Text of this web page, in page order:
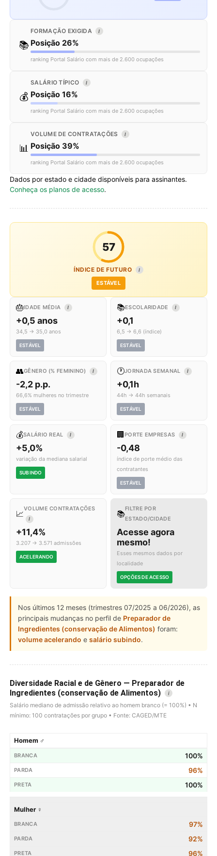
📚
FORMAÇÃO EXIGIDA I
Posição 26%
ranking Portal Salário com mais de 2.600 ocupações
💰
SALÁRIO TÍPICO I
Posição 16%
ranking Portal Salário com mais de 2.600 ocupações
📊
VOLUME DE CONTRATAÇÕES I
Posição 39%
ranking Portal Salário com mais de 2.600 ocupações
Dados por estado e cidade disponíveis para assinantes.
Conheça os planos de acesso.
57
ÍNDICE DE FUTURO I
ESTÁVEL
🎂IDADE MÉDIA I
+0,5 anos
34,5 → 35,0 anos
ESTÁVEL
📚ESCOLARIDADE I
+0,1
6,5 → 6,6 (índice)
ESTÁVEL
👥GÊNERO (% FEMININO) I
-2,2 p.p.
66,6% mulheres no trimestre
ESTÁVEL
🕐JORNADA SEMANAL I
+0,1h
44h → 44h semanais
ESTÁVEL
💰SALÁRIO REAL I
+5,0%
variação da mediana salarial
SUBINDO
🏢 PORTE EMPRESAS I
-0,48
índice de porte médio das
contratantes
ESTÁVEL
📈
VOLUME CONTRATAÇÕES
I
+11,4%
3.207 → 3.571 admissões
ACELERANDO
📚
FILTRE POR
ESTADO/CIDADE
Acesse agora
mesmo!
Esses mesmos dados por
localidade
OPÇÕES DE ACESSO
Nos últimos 12 meses (trimestres 07/2025 a 06/2026), as
principais mudanças no perfil de Preparador de
Ingredientes (conservação de Alimentos) foram:
volume acelerando e salário subindo.
Diversidade Racial e de Gênero — Preparador de
Ingredientes (conservação de Alimentos)
i
Salário mediano de admissão relativo ao homem branco (= 100%) • N
mínimo: 100 contratações por grupo • Fonte: CAGED/MTE
Homem ♂
100%
96%
100%
Mulher ♀
97%
92%
96%